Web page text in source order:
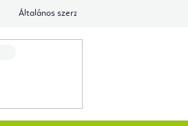
Általános szerződési feltételek